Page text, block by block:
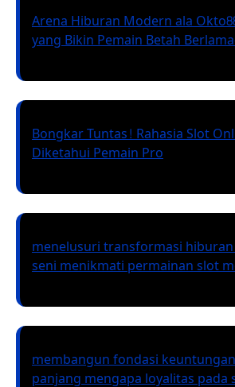
Arena Hiburan Modern ala
yang Bikin Pemain Betah
Bongkar Tuntas! Rahasia Slot
Diketahui Pemain Pro
menelusuri transformasi
seni menikmati permainan slot
membangun fondasi
panjang mengapa loyalitas